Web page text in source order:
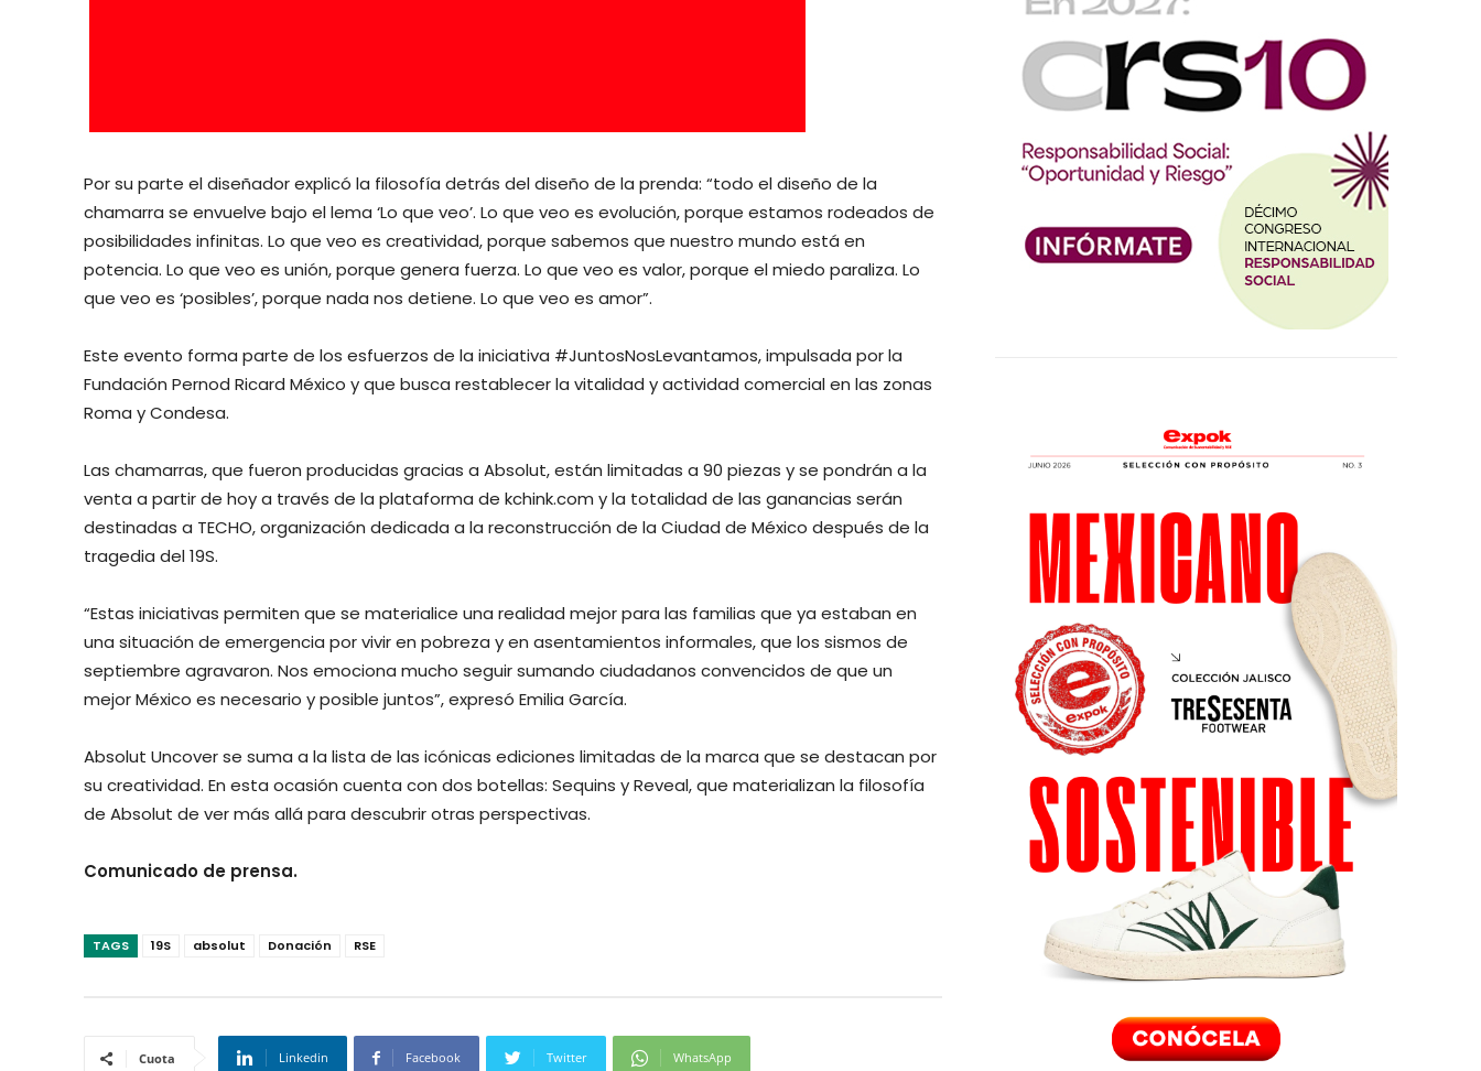
Por su parte el diseñador explicó la filosofía detrás del diseño de la prenda: “todo el diseño de la
chamarra se envuelve bajo el lema ‘Lo que veo’. Lo que veo es evolución, porque estamos rodeados de
posibilidades infinitas. Lo que veo es creatividad, porque sabemos que nuestro mundo está en
potencia. Lo que veo es unión, porque genera fuerza. Lo que veo es valor, porque el miedo paraliza. Lo
que veo es ‘posibles’, porque nada nos detiene. Lo que veo es amor”.
Este evento forma parte de los esfuerzos de la iniciativa #JuntosNosLevantamos, impulsada por la
Fundación Pernod Ricard México y que busca restablecer la vitalidad y actividad comercial en las zonas
Roma y Condesa.
Las chamarras, que fueron producidas gracias a Absolut, están limitadas a 90 piezas y se pondrán a la
venta a partir de hoy a través de la plataforma de kchink.com y la totalidad de las ganancias serán
destinadas a TECHO, organización dedicada a la reconstrucción de la Ciudad de México después de la
tragedia del 19S.
“Estas iniciativas permiten que se materialice una realidad mejor para las familias que ya estaban en
una situación de emergencia por vivir en pobreza y en asentamientos informales, que los sismos de
septiembre agravaron. Nos emociona mucho seguir sumando ciudadanos convencidos de que un
mejor México es necesario y posible juntos”, expresó Emilia García.
Absolut Uncover se suma a la lista de las icónicas ediciones limitadas de la marca que se destacan por
su creatividad. En esta ocasión cuenta con dos botellas: Sequins y Reveal, que materializan la filosofía
de Absolut de ver más allá para descubrir otras perspectivas.
Comunicado de prensa.
TAGS 19S absolut Donación RSE
Cuota Linkedin Facebook Twitter WhatsApp